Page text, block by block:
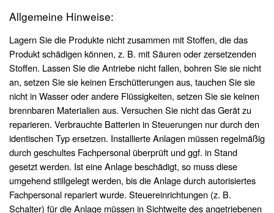
Allgemeine Hinweise:
Lagern Sie die Produkte nicht zusammen mit Stoffen, die das
Produkt schädigen können, z. B. mit Säuren oder zersetzenden
Stoffen. Lassen Sie die Antriebe nicht fallen, bohren Sie sie nicht
an, setzen Sie sie keinen Erschütterungen aus, tauchen Sie sie
nicht in Wasser oder andere Flüssigkeiten, setzen Sie sie keinen
brennbaren Materialien aus. Versuchen Sie nicht das Gerät zu
reparieren. Verbrauchte Batterien in Steuerungen nur durch den
identischen Typ ersetzen. Installierte Anlagen müssen regelmäßig
durch geschultes Fachpersonal überprüft und ggf. in Stand
gesetzt werden. Ist eine Anlage beschädigt, so muss diese
umgehend stillgelegt werden, bis die Anlage durch autorisiertes
Fachpersonal repariert wurde. Steuereinrichtungen (z. B.
Schalter) für die Anlage müssen in Sichtweite des angetriebenen